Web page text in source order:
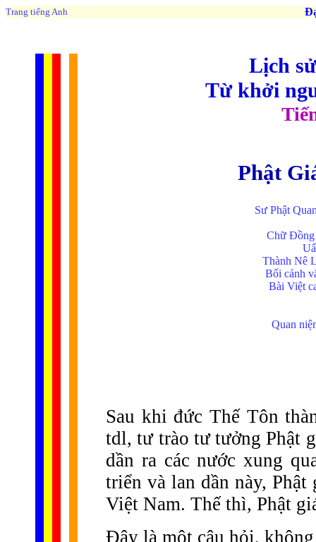
Trang tiếng Anh
Lịch
Từ khởi
Phật
Sư Phật
Chữ Đồng
Thành Nê
Bối cảnh
Bài Việt
Quan
Sau khi đức Thế Tôn
tdl, tư trào tư tưởng Phật
dần ra các nước xung
triển và lan dần này, Phật
Việt Nam. Thế thì, Phật
Đây là một câu hỏi,